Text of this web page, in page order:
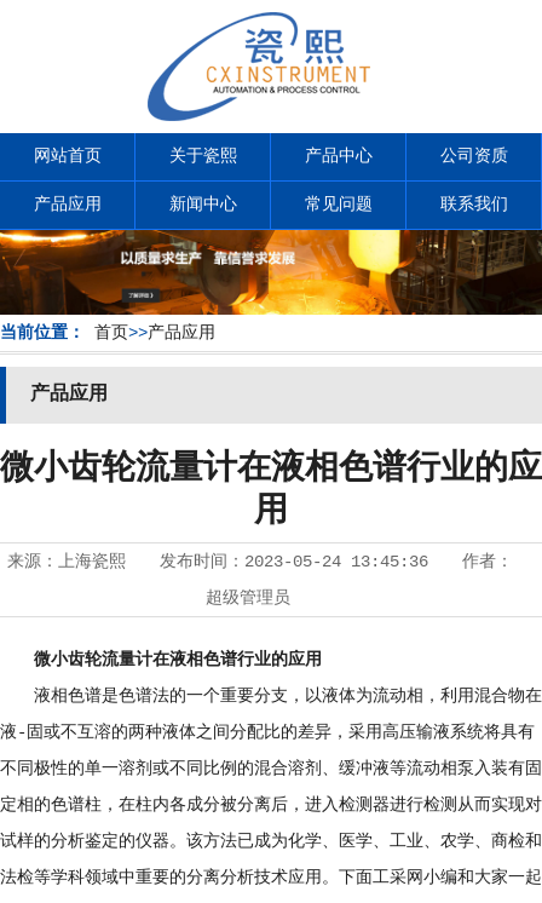
网站首页 关于瓷熙 产品中心 公司资质
产品应用 新闻中心 常见问题 联系我们
当前位置： 首页>>产品应用
产品应用
微小齿轮流量计在液相色谱行业的应
用
来源： 上海瓷熙 发布时间： 2023-05-24 13:45:36
作者：
超级管理员
微小齿轮流量计在液相色谱行业的应用
液相色谱是色谱法的一个重要分支，以液体为流动相，利用混合物在
液-固或不互溶的两种液体之间分配比的差异，采用高压输液系统将具有
不同极性的单一溶剂或不同比例的混合溶剂、缓冲液等流动相泵入装有固
定相的色谱柱，在柱内各成分被分离后，进入检测器进行检测从而实现对
试样的分析鉴定的仪器。该方法已成为化学、医学、工业、农学、商检和
法检等学科领域中重要的分离分析技术应用。下面工采网小编和大家一起